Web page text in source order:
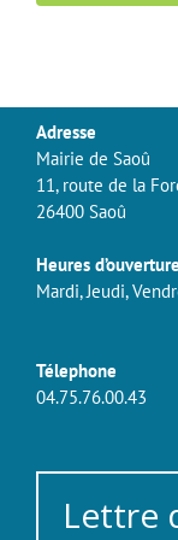
Adresse
Mairie de Saoû
11, route de la
26400 Saoû
Heures
Mardi, Jeudi,
Télephone
04.75.76.00.43
Lettre